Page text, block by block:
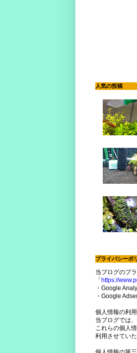
人気の投稿
プライバシーポ
当ブログのプ
「 https://
・Google
・Google
個人情報の利
当ブログでは
これらの個人
利用させてい